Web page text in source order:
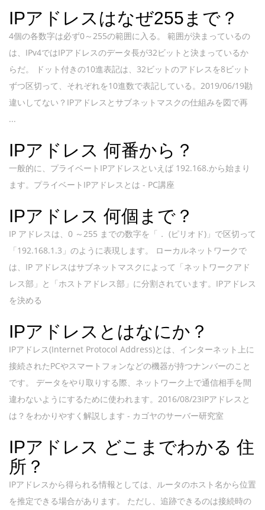
IPアドレスはなぜ255まで？
4個の各数字は必ず0～255の範囲に入る。 範囲が決まっているの
は、IPv4ではIPアドレスのデータ長が32ビットと決まっているか
らだ。 ドット付きの10進表記は、32ビットのアドレスを8ビット
ずつ区切って、それぞれを10進数で表記している。2019/06/19勘
違いしてない？IPアドレスとサブネットマスクの仕組みを図で再
...
IPアドレス 何番から？
一般的に、プライベートIPアドレスといえば 192.168.から始まり
ます。プライベートIPアドレスとは - PC講座
IPアドレス 何個まで？
IP アドレスは、0 ～255 までの数字を「． (ピリオド)」で区切って
「192.168.1.3」のように表現します。 ローカルネットワークで
は、IP アドレスはサブネットマスクによって「ネットワークアド
レス部」と「ホストアドレス部」に分割されています。IPアドレス
を決める
IPアドレスとはなにか？
IPアドレス(Internet Protocol Address)とは、インターネット上に
接続されたPCやスマートフォンなどの機器が持つナンバーのこと
です。 データをやり取りする際、ネットワーク上で通信相手を間
違わないようにするために使われます。2016/08/23IPアドレスと
は？をわかりやすく解説します - カゴヤのサーバー研究室
IPアドレス どこまでわかる 住
所？
IPアドレスから得られる情報としては、ルータのホスト名から位置
を推定できる場合があります。 ただし、追跡できるのは接続時の